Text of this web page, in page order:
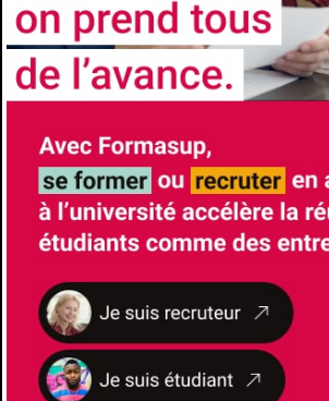
Responsable de Formation
DE BARROS Louis
louis.debarros@univ-cotedazur.fr
Site des Templiers 930 route des
6903
Sophia Antipolis
Gestionnaire pédagogique
marion.denes@univ-cotedazur.fr